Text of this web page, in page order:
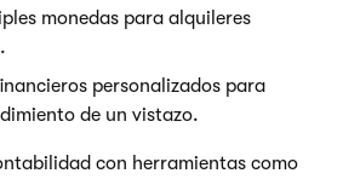
monedas para alquileres
personalizados para
de un vistazo.
con herramientas como